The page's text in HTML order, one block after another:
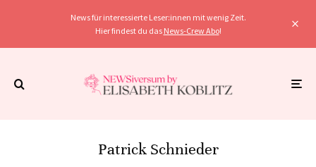
News für interessierte Leser:innen mit wenig Zeit.
Hier findest du das News-Crew Abo!
Patrick Schnieder